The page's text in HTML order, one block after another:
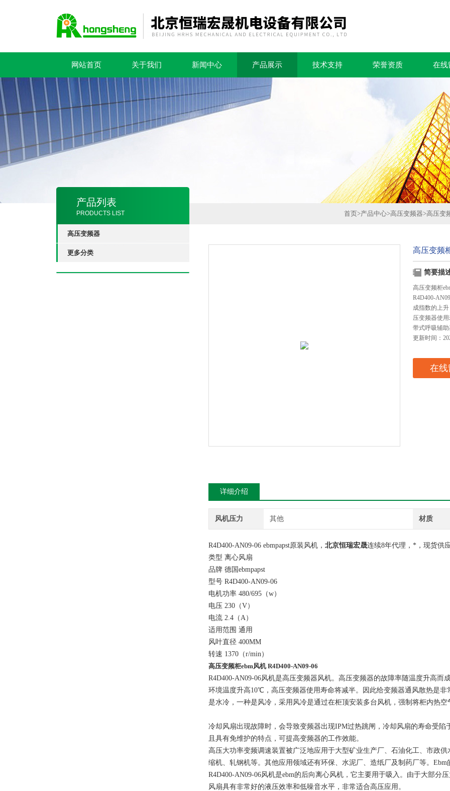
网站首页 关于我们 新闻中心 产品展示 技术支持 荣誉资质 在线
产品列表
PRODUCTS LIST
高压变频器
更多分类
首页>产品中心>高压变频器>高压变
高压变频
简要描
高压变频柜
R4D400-
成指数的上
压变频器使
带式呼吸辅助
更新时间：
在线
详细介绍
风机压力 其他 材质
R4D400-AN09-06 ebmpapst原装风机， 北京恒瑞宏晟连续8年代理，*，现货供应
类型 离心风扇
品牌 德国ebmpapst
型号 R4D400-AN09-06
电机功率 480/695（w）
电压 230（V）
电流 2.4（A）
适用范围 通用
风叶直径 400MM
转速 1370（r/min）
高压变频柜ebm风机 R4D400-AN09-06
R4D400-AN09-06风机是高压变频器风机。高压变频器的故障率随温度升高而
环境温度升高10℃，高压变频器使用寿命将减半。
因此给变频器通风散热是
是水冷，一种是风冷，采用风冷是通过在柜顶安装多台风机，强制将柜内热空
冷却风扇出现故障时，会导致变频器出现IPM过热跳闸，冷却风扇的寿命受陷
且具有免维护的特点，可提高变频器的工作效能。
高压大功率变频调速装置被广泛地应用于大型矿业生产厂、石油化工、市政
缩机、轧钢机等。其他应用领域还有环保、水泥厂、造纸厂及制药厂等。 Ebm
R4D400-AN09-06风机是ebm的后向离心风机，它主要用于吸入。由于大部分
风扇具有非常好的液压效率和低噪音水平，非常适合高压应用。